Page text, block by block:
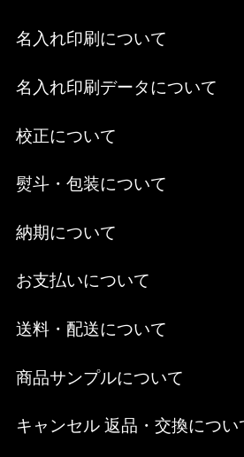
名入れ印刷について
名入れ印刷データについて
校正について
熨斗・包装について
納期について
お支払いについて
送料・配送について
商品サンプルについて
キャンセル 返品・交換につい